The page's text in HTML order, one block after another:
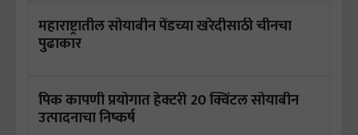
महाराष्ट्रातील सोयाबीन पेंडच्या खरेदीसाठी चीनचा
पुढाकार
पिक कापणी प्रयोगात हेक्टरी 20 क्विंटल सोयाबीन
उत्पादनाचा निष्कर्ष